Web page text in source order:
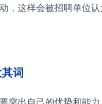
，这样会被招聘单位
词
突出自己的优势和能